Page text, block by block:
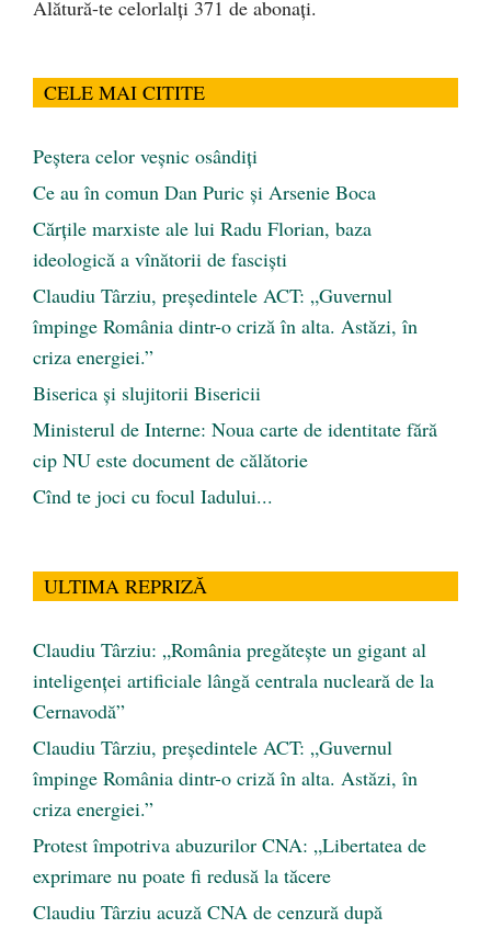
Alătură-te celorlalți 371 de abonați.
CELE MAI CITITE
Peştera celor veşnic osândiţi
Ce au în comun Dan Puric şi Arsenie Boca
Cărţile marxiste ale lui Radu Florian, baza
ideologică a vînătorii de fascişti
Claudiu Târziu, președintele ACT: „Guvernul
împinge România dintr-o criză în alta. Astăzi, în
criza energiei.”
Biserica și slujitorii Bisericii
Ministerul de Interne: Noua carte de identitate fără
cip NU este document de călătorie
Cînd te joci cu focul Iadului...
ULTIMA REPRIZĂ
Claudiu Târziu: „România pregătește un gigant al
inteligenței artificiale lângă centrala nucleară de la
Cernavodă”
Claudiu Târziu, președintele ACT: „Guvernul
împinge România dintr-o criză în alta. Astăzi, în
criza energiei.”
Protest împotriva abuzurilor CNA: „Libertatea de
exprimare nu poate fi redusă la tăcere
Claudiu Târziu acuză CNA de cenzură după